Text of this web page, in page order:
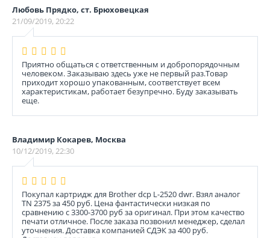
Любовь Прядко, ст. Брюховецкая
21/09/2019, 20:22
Приятно общаться с ответственным и добропорядочным
человеком. Заказываю здесь уже не первый раз.Товар
приходит хорошо упакованным, соответствует всем
характеристикам, работает безупречно. Буду заказывать
еще.
Владимир Кокарев, Москва
10/12/2019, 22:30
Покупал картридж для Brother dcp L-2520 dwr. Взял аналог
TN 2375 за 450 руб. Цена фантастически низкая по
сравнению с 3300-3700 руб за оригинал. При этом качество
печати отличное. После заказа позвонил менеджер, сделал
уточнения. Доставка компанией СДЭК за 400 руб.